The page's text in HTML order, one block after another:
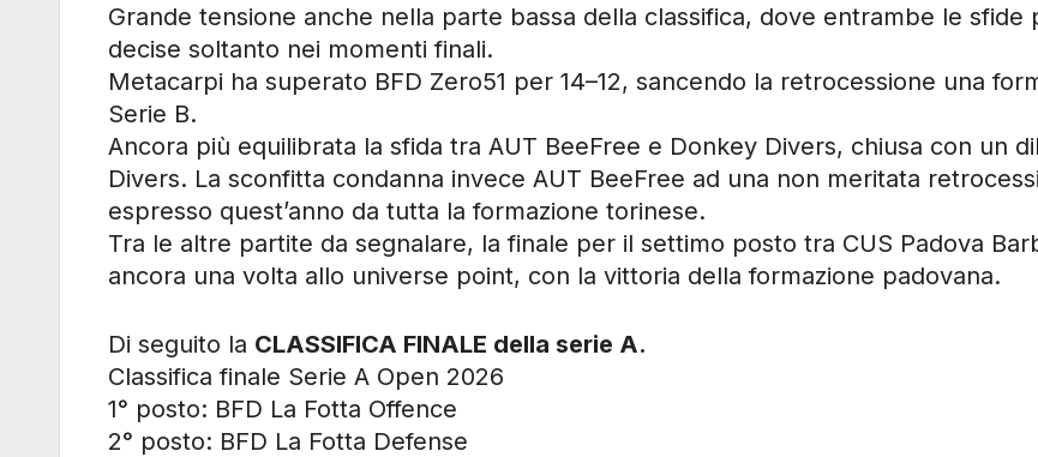
Grande tensione anche nella parte bassa della classifica, dove entrambe le sfide
decise soltanto nei momenti finali.
Metacarpi ha superato BFD Zero51 per 14–12, sancendo la retrocessione una
Serie B.
Ancora più equilibrata la sfida tra AUT BeeFree e Donkey Divers, chiusa con un
Divers. La sconfitta condanna invece AUT BeeFree ad una non meritata
espresso quest’anno da tutta la formazione torinese.
Tra le altre partite da segnalare, la finale per il settimo posto tra CUS Padova
ancora una volta allo universe point, con la vittoria della formazione padovana.
Di seguito la CLASSIFICA FINALE della serie A.
Classifica finale Serie A Open 2026
1° posto: BFD La Fotta Offence
2° posto: BFD La Fotta Defense